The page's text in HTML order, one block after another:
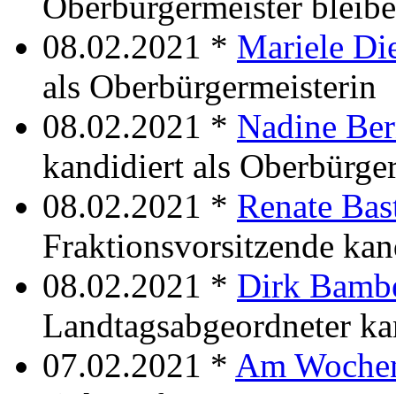
08.02.2021 * Mariele
als Oberbürgermeisterin
08.02.2021 * Nadine
kandidiert als
08.02.2021 * Renate
Fraktionsvorsitzende
08.02.2021 * Dirk
Landtagsabgeordneter
07.02.2021 * Am